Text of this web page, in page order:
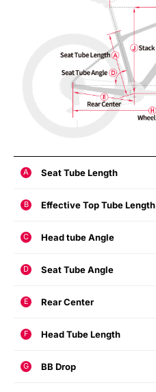
A Seat Tube Length
B Effective Top Tube Length
C Head tube Angle
D Seat Tube Angle
E Rear Center
F Head Tube Length
G BB Drop